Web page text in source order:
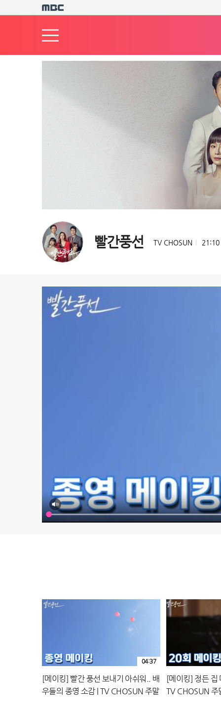
빨간풍선 TV CHOSUN 21:10
[메이킹] 빨간 풍선 보내기 아쉬워.. 배
우들의 종영 소감 | TV CHOSUN 주말
04:37
[메이킹] 정든 집
TV CHOSUN 주